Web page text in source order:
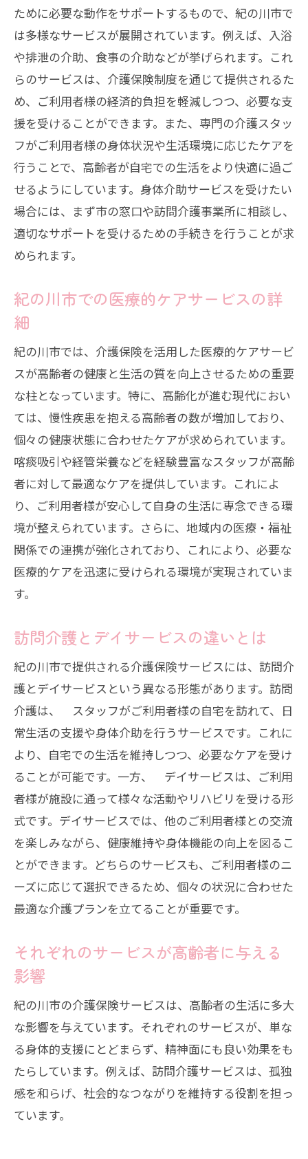
ために必要な動作をサポートするもので、紀の川市で
は多様なサービスが展開されています。例えば、入浴
や排泄の介助、食事の介助などが挙げられます。これ
らのサービスは、介護保険制度を通じて提供されるた
め、ご利用者様の経済的負担を軽減しつつ、必要な支
援を受けることができます。また、専門の介護スタッ
フがご利用者様の身体状況や生活環境に応じたケアを
行うことで、高齢者が自宅での生活をより快適に過ご
せるようにしています。身体介助サービスを受けたい
場合には、まず市の窓口や訪問介護事業所に相談し、
適切なサポートを受けるための手続きを行うことが求
められます。
紀の川市での医療的ケアサービスの詳
細
紀の川市では、介護保険を活用した医療的ケアサービ
スが高齢者の健康と生活の質を向上させるための重要
な柱となっています。特に、高齢化が進む現代におい
ては、慢性疾患を抱える高齢者の数が増加しており、
個々の健康状態に合わせたケアが求められています。
喀痰吸引や経管栄養などを経験豊富なスタッフが高齢
者に対して最適なケアを提供しています。これによ
り、ご利用者様が安心して自身の生活に専念できる環
境が整えられています。さらに、地域内の医療・福祉
関係での連携が強化されており、これにより、必要な
医療的ケアを迅速に受けられる環境が実現されていま
す。
訪問介護とデイサービスの違いとは
紀の川市で提供される介護保険サービスには、訪問介
護とデイサービスという異なる形態があります。訪問
介護は、 スタッフがご利用者様の自宅を訪れて、日
常生活の支援や身体介助を行うサービスです。これに
より、自宅での生活を維持しつつ、必要なケアを受け
ることが可能です。一方、 デイサービスは、ご利用
者様が施設に通って様々な活動やリハビリを受ける形
式です。デイサービスでは、他のご利用者様との交流
を楽しみながら、健康維持や身体機能の向上を図るこ
とができます。どちらのサービスも、ご利用者様のニ
ーズに応じて選択できるため、個々の状況に合わせた
最適な介護プランを立てることが重要です。
それぞれのサービスが高齢者に与える
影響
紀の川市の介護保険サービスは、高齢者の生活に多大
な影響を与えています。それぞれのサービスが、単な
る身体的支援にとどまらず、精神面にも良い効果をも
たらしています。例えば、訪問介護サービスは、孤独
感を和らげ、社会的なつながりを維持する役割を担っ
ています。